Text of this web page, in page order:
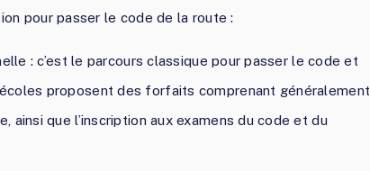
pour passer le code de la route :
: c’est le parcours classique pour passer le code et
proposent des forfaits comprenant généralement
ainsi que l’inscription aux examens du code et du